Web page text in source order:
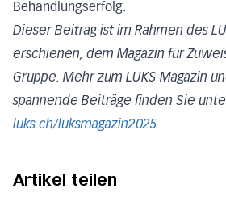
Behandlungserfolg.
Dieser Beitrag ist im Rahmen des
erschienen, dem Magazin für
Gruppe. Mehr zum LUKS Magazin
spannende Beiträge finden Sie
luks.ch/luksmagazin2025
Artikel teilen